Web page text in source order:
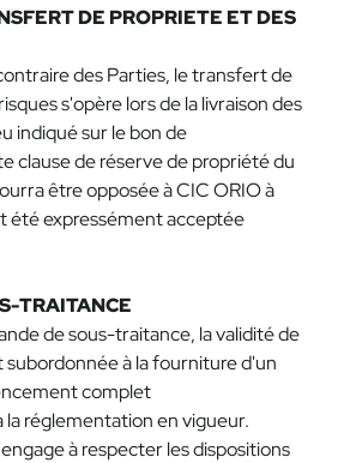
DE PROPRIETE ET DES
des Parties, le transfert de
s'opère lors de la livraison des
indiqué sur le bon de
clause de réserve de propriété du
être opposée à CIC ORIO à
été expressément acceptée
TRAITANCE
de sous-traitance, la validité de
subordonnée à la fourniture d'un
complet
réglementation en vigueur.
à respecter les dispositions